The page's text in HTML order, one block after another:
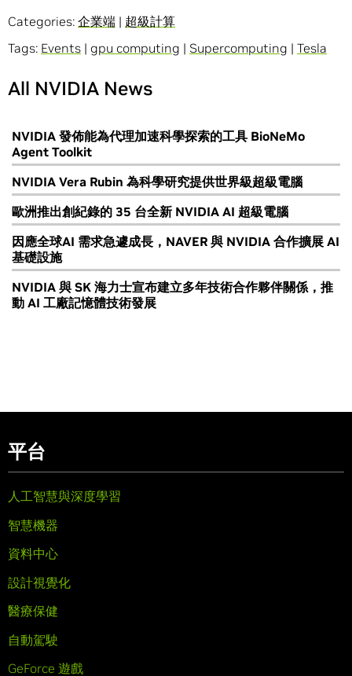
Categories: 企業端 | 超級計算
Tags: Events | gpu computing | Supercomputing | Tesla
All NVIDIA News
NVIDIA 發佈能為代理加速科學探索的工具 BioNeMo
Agent Toolkit
NVIDIA Vera Rubin 為科學研究提供世界級超級電腦
歐洲推出創紀錄的 35 台全新 NVIDIA AI 超級電腦
因應全球AI 需求急遽成長，NAVER 與 NVIDIA 合作擴展 AI
基礎設施
NVIDIA 與 SK 海力士宣布建立多年技術合作夥伴關係，推
動 AI 工廠記憶體技術發展
平台
人工智慧與深度學習
智慧機器
資料中心
設計視覺化
醫療保健
自動駕駛
GeForce 遊戲